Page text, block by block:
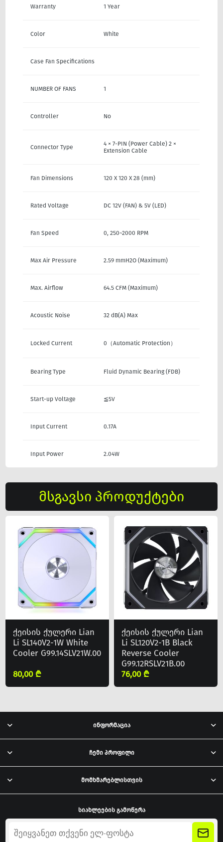
Warranty 1 Year
Color White
Case Fan Specifications
NUMBER OF FANS 1
Controller No
Connector Type
4 × 7-PIN (Power Cable) 2 ×
Extension Cable
Fan Dimensions 120 X 120 X 28 (mm)
Rated Voltage DC 12V (FAN) & 5V (LED)
Fan Speed 0, 250~2000 RPM
Max Air Pressure 2.59 mmH2O (Maximum)
Max. Airflow 64.5 CFM (Maximum)
Acoustic Noise 32 dB(A) Max
Locked Current 0（Automatic Protection）
Bearing Type Fluid Dynamic Bearing (FDB)
Start-up Voltage ≦5V
Input Current 0.17A
Input Power 2.04W
მსგავსი პროდუქტები
ქეისის ქულერი Lian
Li SL140V2-1W White
Cooler G99.14SLV21W.00
80,00 ₾
ქეისის ქულერი Lian
Li SL120V2-1B Black
Reverse Cooler
G99.12RSLV21B.00
76,00 ₾
ინფორმაცია
ჩემი პროფილი
მომხმარებლისთვის
სიახლეების გამოწერა